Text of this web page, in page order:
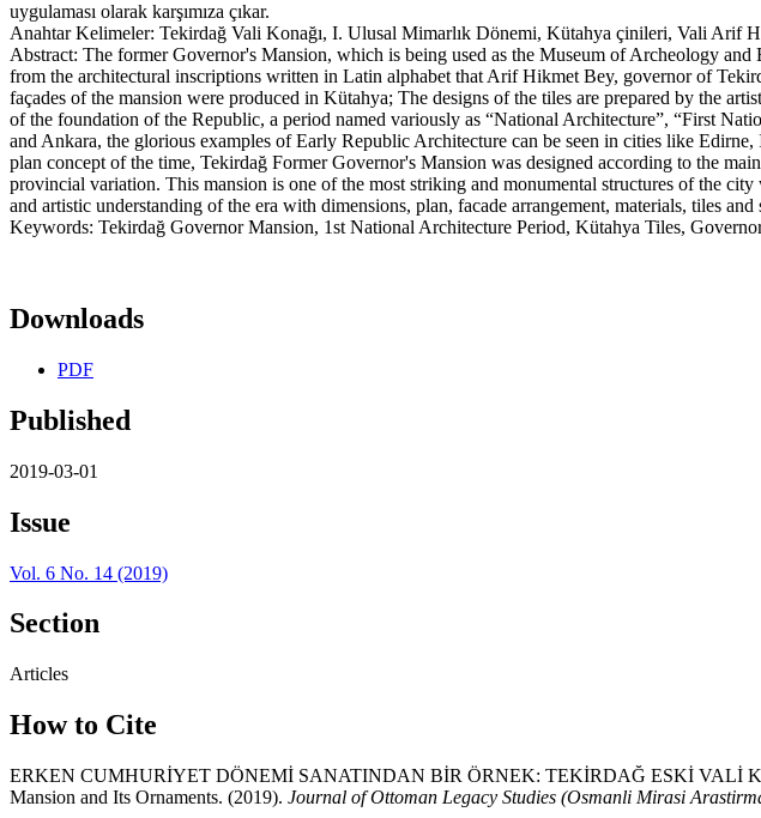
uygulaması olarak karşımıza çıkar.
Anahtar Kelimeler: Tekirdağ Vali Konağı, I. Ulusal Mimarlık Dönemi, Kütahya çinileri, Vali Arif
Abstract: The former Governor's Mansion, which is being used as the Museum of Archeology
from the architectural inscriptions written in Latin alphabet that Arif Hikmet Bey, governor of
façades of the mansion were produced in Kütahya; The designs of the tiles are prepared by the
of the foundation of the Republic, a period named variously as “National Architecture”, “First
and Ankara, the glorious examples of Early Republic Architecture can be seen in cities like
plan concept of the time, Tekirdağ Former Governor's Mansion was designed according to the
provincial variation. This mansion is one of the most striking and monumental structures of the
and artistic understanding of the era with dimensions, plan, facade arrangement, materials, tiles
Keywords: Tekirdağ Governor Mansion, 1st National Architecture Period, Kütahya Tiles,
Downloads
PDF
Published
2019-03-01
Issue
Vol. 6 No. 14 (2019)
Section
Articles
How to Cite
ERKEN CUMHURİYET DÖNEMİ SANATINDAN BİR ÖRNEK: TEKİRDAĞ ESKİ VALİ
Mansion and Its Ornaments. (2019). Journal of Ottoman Legacy Studies (Osmanli Mirasi